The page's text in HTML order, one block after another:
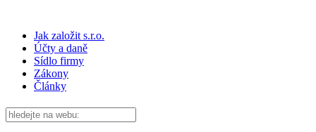
Jak založit s.r.o.
Účty a daně
Sídlo firmy
Zákony
Články